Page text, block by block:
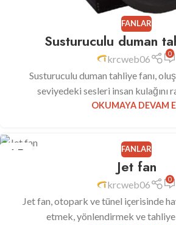
FANLAR
Susturuculu duman
krcweb06 0
Susturuculu duman tahliye fanı,
seviyedeki sesleri insan kulağını
OKUMAYA DEVAM
15 FANLAR
Jet fan
krcweb06 0
Jet fan, otopark ve tünel içerisinde
etmek, yönlendirmek ve tahliye